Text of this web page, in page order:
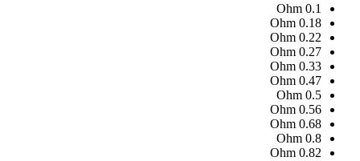
0.1
Ohm
0.18
Ohm
0.22
Ohm
0.27
Ohm
0.33
Ohm
0.47
Ohm
0.5
Ohm
0.56
Ohm
0.68
Ohm
0.8
Ohm
0.82
Ohm